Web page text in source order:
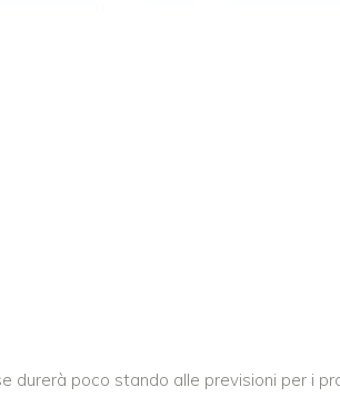
durerà poco stando alle previsioni per i